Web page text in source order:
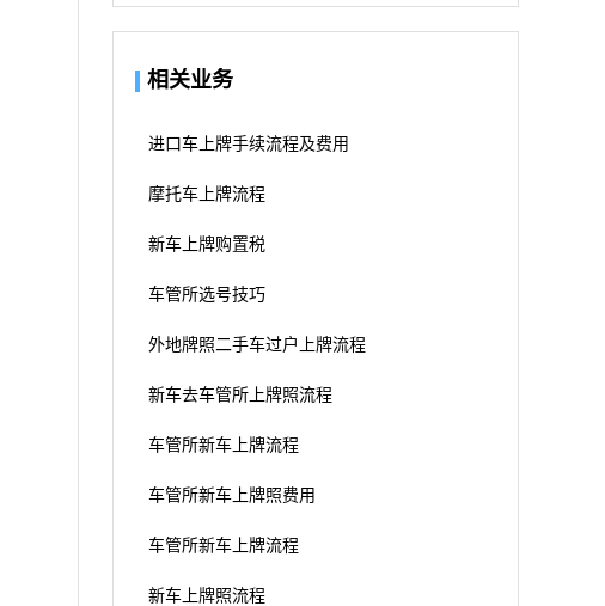
相关业务
进口车上牌手续流程及费用
摩托车上牌流程
新车上牌购置税
车管所选号技巧
外地牌照二手车过户上牌流程
新车去车管所上牌照流程
车管所新车上牌流程
车管所新车上牌照费用
车管所新车上牌流程
新车上牌照流程